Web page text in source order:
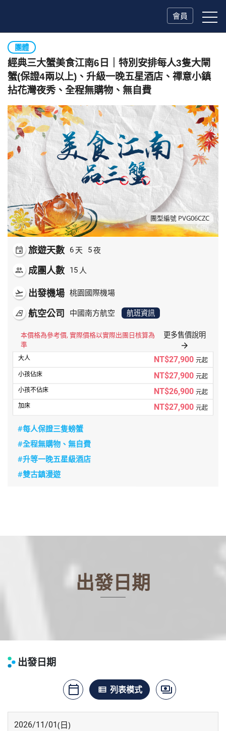
會員
團體
經典三大蟹美食江南6日｜特別安排每人3隻大閘
蟹(保證4兩以上)、升級一晚五星酒店、禪意小鎮
拈花灣夜秀、全程無購物、無自費
團型編號 PVG06CZC
event 旅遊天數 6 天 5夜
people 成團人數 15 人
flight_takeoff 出發機場 桃園國際機場
airlines 航空公司 中國南方航空 航班資訊
本價格為參考價, 實際價格以實際出團日核算為
準
更多售價說明
arrow_forward
NT$27,900 元起
NT$27,900 元起
NT$26,900 元起
NT$27,900 元起
#每人保證三隻螃蟹
#全程無購物、無自費
#升等一晚五星級酒店
#雙古鎮漫遊
出發日期
出發日期
calendar_today
月曆模式
view_list
列表模式 payments
價格模式
2026/11/01(日)